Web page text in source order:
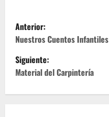
N
a
v
Anterior:
Nuestros Cuentos Infantiles
Siguiente:
Material del Carpintería